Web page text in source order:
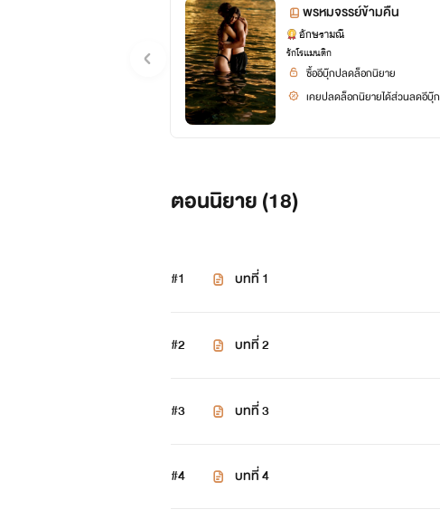
พรหมจรรย์ข้ามคืน
อักษรามณี
รักโรแมนติก
ซื้ออีบุ๊กปลดล็อกนิยาย
เคยปลดล็อกนิยายได้ส่วนลดอีบุ๊ก
ตอนนิยาย (18)
#1 บทที่ 1
#2 บทที่ 2
#3 บทที่ 3
#4 บทที่ 4